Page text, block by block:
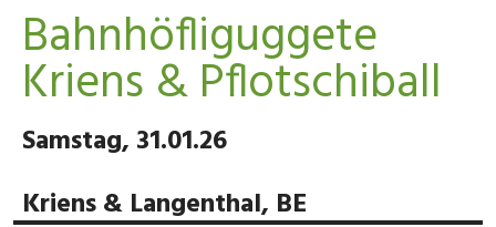
Bahnhöfliguggete
Kriens & Pflotschiball
Samstag, 31.01.26
Kriens & Langenthal, BE